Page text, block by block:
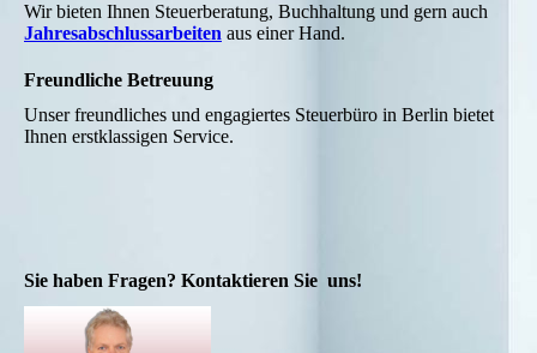
Wir bieten Ihnen Steuerberatung, Buchhaltung und gern auch
Jahresabschlussarbeiten aus einer Hand.
Freundliche Betreuung
Unser freundliches und engagiertes Steuerbüro in Berlin bietet
Ihnen erstklassigen Service.
Sie haben Fragen? Kontaktieren Sie uns!